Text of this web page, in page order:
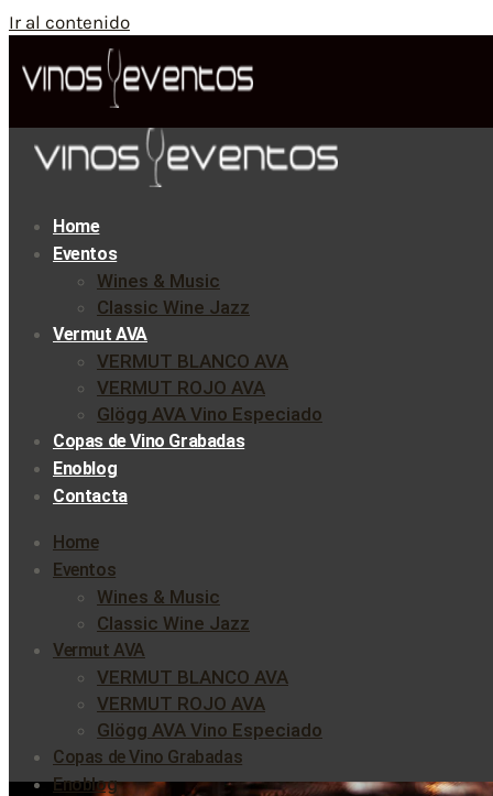
Ir al contenido
Home
Eventos
Wines & Music
Classic Wine Jazz
Vermut AVA
VERMUT BLANCO AVA
VERMUT ROJO AVA
Glögg AVA Vino Especiado
Copas de Vino Grabadas
Enoblog
Contacta
Home
Eventos
Wines & Music
Classic Wine Jazz
Vermut AVA
VERMUT BLANCO AVA
VERMUT ROJO AVA
Glögg AVA Vino Especiado
Copas de Vino Grabadas
Enoblog